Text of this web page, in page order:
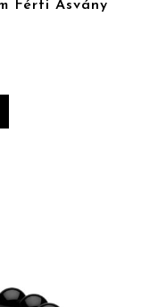
Férfi Ásvány